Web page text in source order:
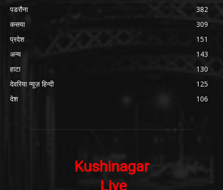
पडरौना
382
कसया
309
प्रदेश
151
अन्य
143
हाटा
130
देवरिया न्यूज़ हिन्दी
125
देश
106